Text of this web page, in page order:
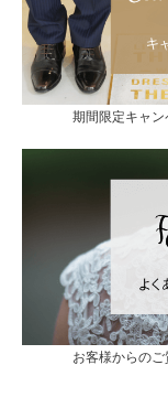
期間限定キャン
お客様からのご